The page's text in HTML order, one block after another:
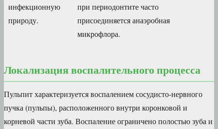
инфекционную
природу.
при периодонтите часто
присоединяется анаэробная
микрофлора.
Локализация воспалительного процесса
Пульпит характеризуется воспалением сосудисто-нервного
пучка (пульпы), расположенного внутри коронковой и
корневой части зуба. Воспаление ограничено полостью зуба и